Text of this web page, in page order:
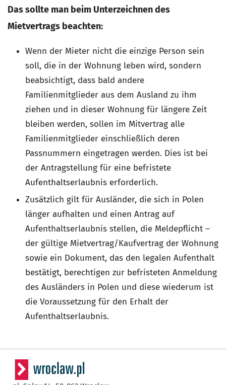
Das sollte man beim Unterzeichnen des
Mietvertrags beachten:
Wenn der Mieter nicht die einzige Person sein
soll, die in der Wohnung leben wird, sondern
beabsichtigt, dass bald andere
Familienmitglieder aus dem Ausland zu ihm
ziehen und in dieser Wohnung für längere Zeit
bleiben werden, sollen im Mitvertrag alle
Familienmitglieder einschließlich deren
Passnummern eingetragen werden. Dies ist bei
der Antragstellung für eine befristete
Aufenthaltserlaubnis erforderlich.
Zusätzlich gilt für Ausländer, die sich in Polen
länger aufhalten und einen Antrag auf
Aufenthaltserlaubnis stellen, die Meldepflicht –
der gültige Mietvertrag/Kaufvertrag der Wohnung
sowie ein Dokument, das den legalen Aufenthalt
bestätigt, berechtigen zur befristeten Anmeldung
des Ausländers in Polen und diese wiederum ist
die Voraussetzung für den Erhalt der
Aufenthaltserlaubnis.